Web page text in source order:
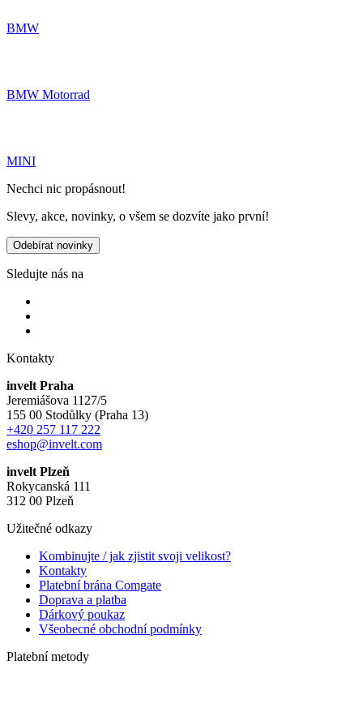
BMW
BMW Motorrad
MINI
Nechci nic propásnout!
Slevy, akce, novinky, o všem se dozvíte jako první!
Odebírat novinky
Sledujte nás na
Kontakty
invelt Praha
Jeremiášova 1127/5
155 00 Stodůlky (Praha 13)
+420 257 117 222
eshop@invelt.com
invelt Plzeň
Rokycanská 111
312 00 Plzeň
Užitečné odkazy
Kombinujte / jak zjistit svoji velikost?
Kontakty
Platební brána Comgate
Doprava a platba
Dárkový poukaz
Všeobecné obchodní podmínky
Platební metody